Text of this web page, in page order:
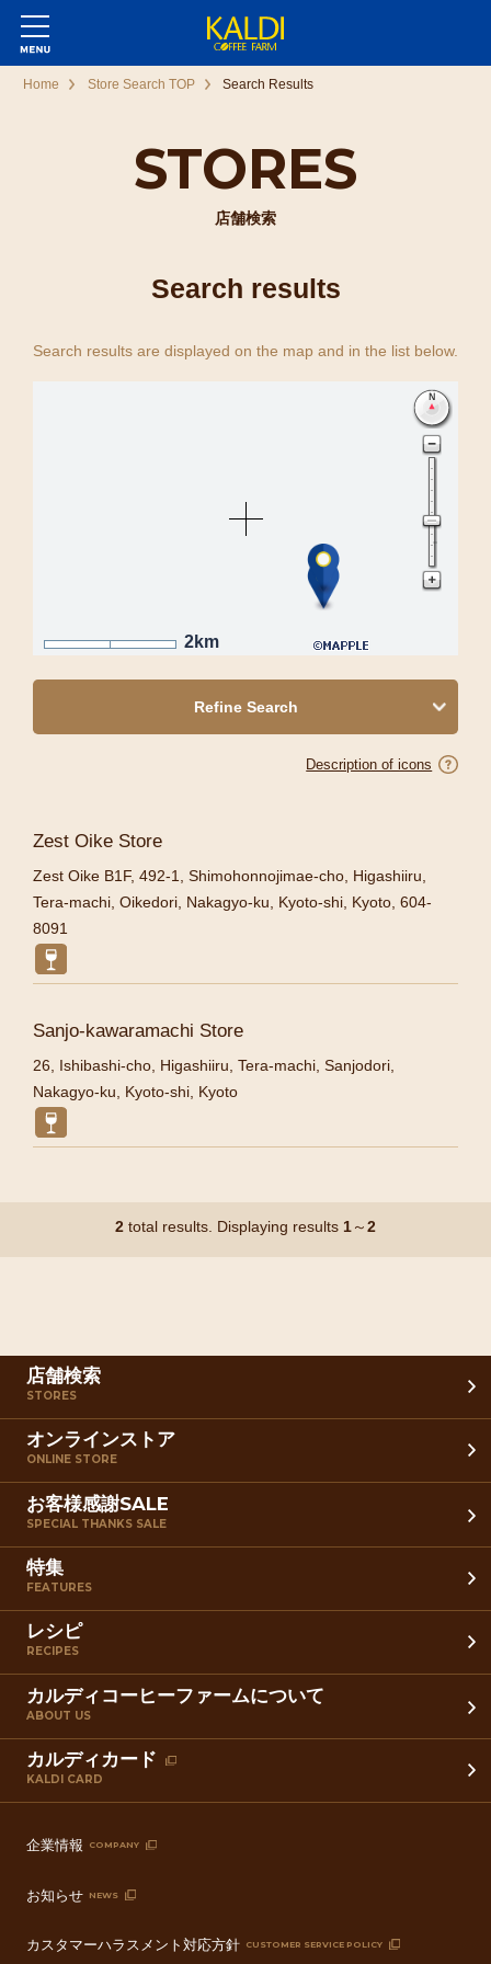
STORES
店舗検索
Home Store Search TOP Search Results
Search results
Search results are displayed on the map and in the list below.
2km
Refine Search
Description of icons
Zest Oike Store
Zest Oike B1F, 492-1, Shimohonnojimae-cho, Higashiiru,
Tera-machi, Oikedori, Nakagyo-ku, Kyoto-shi, Kyoto, 604-
8091
Sanjo-kawaramachi Store
26, Ishibashi-cho, Higashiiru, Tera-machi, Sanjodori,
Nakagyo-ku, Kyoto-shi, Kyoto
2 total results. Displaying results 1～2
店舗検索
STORES
オンラインストア
ONLINE STORE
お客様感謝SALE
SPECIAL THANKS SALE
特集
FEATURES
レシピ
RECIPES
カルディコーヒーファームについて
ABOUT US
カルディカード
KALDI CARD
企業情報 COMPANY
お知らせ NEWS
カスタマーハラスメント対応方針 CUSTOMER SERVICE POLICY